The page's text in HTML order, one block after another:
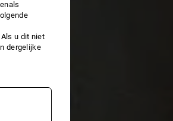
u dit niet
dergelijke